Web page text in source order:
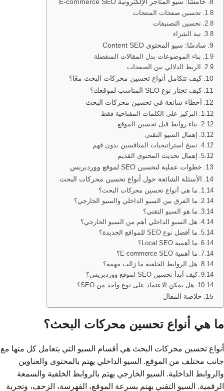
تحسين صفحات المنتجات
تحسين التصنيفات
نية الشراء
سادسًا: سيو المحتوى Content SEO
بناء الموضوعات بدل المقالات المنفصلة
الربط الدلالي بين الصفحات
كيف تتكامل أنواع تحسين محركات البحث معًا؟
كيف تختار نوع SEO المناسب لموقعك؟
أخطاء شائعة في تحسين محركات البحث
التركيز على الكلمات المفتاحية فقط
بناء روابط قبل تحسين الموقع
إهمال السيو التقني
نسخ استراتيجيات المنافسين بدون فهم
إهمال تحديث المحتوى القديم
خطوات عملية لتحسين SEO لموقع ووردبريس
الأسئلة الشائعة حول أنواع تحسين محركات البحث
ما هي أنواع تحسين محركات البحث؟
ما الفرق بين السيو الداخلي والسيو الخارجي؟
ما هو السيو التقني؟
هل السيو الداخلي أهم من السيو الخارجي؟
ما أفضل نوع SEO للمواقع الجديدة؟
ما أهمية Local SEO؟
ما أهمية E-commerce SEO؟
هل الروابط الخلفية ما زالت مهمة؟
كيف أبدأ تحسين SEO لموقع ووردبريس؟
هل يمكن الاعتماد على نوع واحد من SEO؟
خلاصة المقال
ما هي أنواع تحسين محركات البحث؟
أنواع تحسين محركات البحث هي أقسام السيو التي يتعامل كل منها مع
جانب مختلف من الموقع. السيو الداخلي يهتم بالمحتوى والعناوين
والروابط الداخلية. السيو الخارجي يهتم بالروابط الخلفية والسمعة
الرقمية. السيو التقني يهتم بسرعة الموقع، الفهرسة، الزحف، وتجربة